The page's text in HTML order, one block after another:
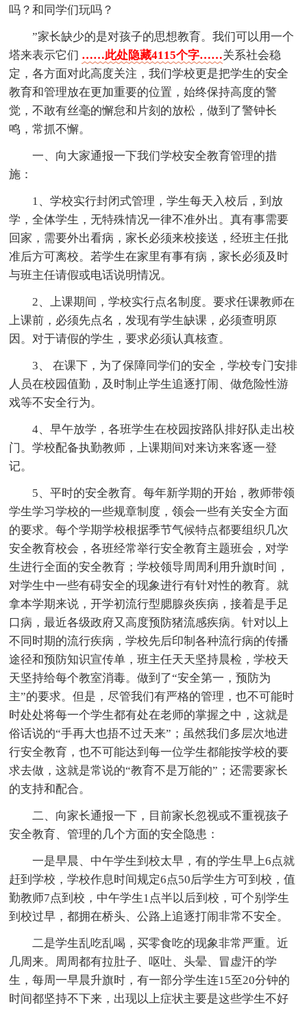
吗？和同学们玩吗？
”家长缺少的是对孩子的思想教育。我们可以用一个
塔来表示它们 ……此处隐藏4115个字……关系社会稳
定，各方面对此高度关注，我们学校更是把学生的安全
教育和管理放在更加重要的位置，始终保持高度的警
觉，不敢有丝毫的懈怠和片刻的放松，做到了警钟长
鸣，常抓不懈。
一、向大家通报一下我们学校安全教育管理的措
施：
1、学校实行封闭式管理，学生每天入校后，到放
学，全体学生，无特殊情况一律不准外出。真有事需要
回家，需要外出看病，家长必须来校接送，经班主任批
准后方可离校。若学生在家里有事有病，家长必须及时
与班主任请假或电话说明情况。
2、上课期间，学校实行点名制度。要求任课教师在
上课前，必须先点名，发现有学生缺课，必须查明原
因。对于请假的学生，要求必须认真核查。
3、 在课下，为了保障同学们的安全，学校专门安排
人员在校园值勤，及时制止学生追逐打闹、做危险性游
戏等不安全行为。
4、早午放学，各班学生在校园按路队排好队走出校
门。学校配备执勤教师，上课期间对来访来客逐一登
记。
5、平时的安全教育。每年新学期的开始，教师带领
学生学习学校的一些规章制度，领会一些有关安全方面
的要求。每个学期学校根据季节气候特点都要组织几次
安全教育校会，各班经常举行安全教育主题班会，对学
生进行全面的安全教育；学校领导周周利用升旗时间，
对学生中一些有碍安全的现象进行有针对性的教育。就
拿本学期来说，开学初流行型腮腺炎疾病，接着是手足
口病，最近各级政府又高度预防猪流感疾病。针对以上
不同时期的流行疾病，学校先后印制各种流行病的传播
途径和预防知识宣传单，班主任天天坚持晨检，学校天
天坚持给每个教室消毒。做到了“安全第一，预防为
主”的要求。但是，尽管我们有严格的管理，也不可能时
时处处将每一个学生都有处在老师的掌握之中，这就是
俗话说的“手再大也捂不过天来”；虽然我们多层次地进
行安全教育，也不可能达到每一位学生都能按学校的要
求去做，这就是常说的“教育不是万能的”；还需要家长
的支持和配合。
二、向家长通报一下，目前家长忽视或不重视孩子
安全教育、管理的几个方面的安全隐患：
一是早晨、中午学生到校太早，有的学生早上6点就
赶到学校，学校作息时间规定6点50后学生方可到校，值
勤教师7点到校，中午学生1点半以后到校，可个别学生
到校过早，都拥在桥头、公路上追逐打闹非常不安全。
二是学生乱吃乱喝，买零食吃的现象非常严重。近
几周来。周周都有拉肚子、呕吐、头晕、冒虚汗的学
生，每周一早晨升旗时，有一部分学生连15至20分钟的
时间都坚持不下来，出现以上症状主要是这些学生不好